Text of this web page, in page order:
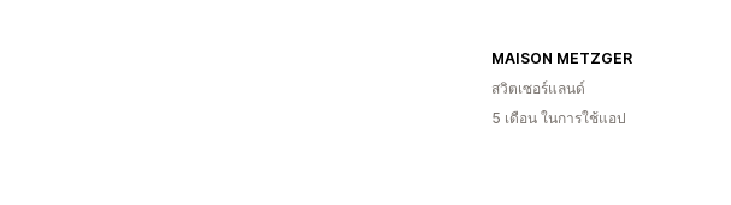
MAISON METZGER
สวิตเซอร์แลนด์
5 เดือน ในการใช้แอป